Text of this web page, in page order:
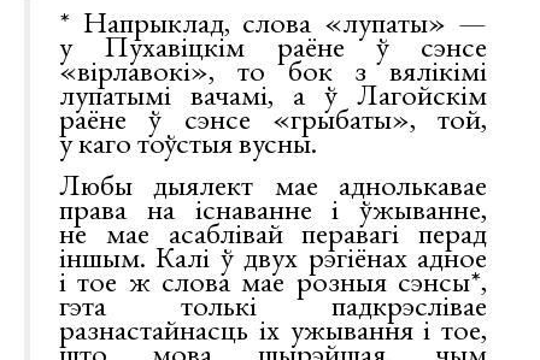
* Напрыклад, слова «лупаты» —
у Пухавіцкім раёне ў сэнсе
«вірлавокі», то бок з вялікімі
лупатымі вачамі, а ў Лагойскім
раёне ў сэнсе «грыбаты», той,
у каго тоўстыя вусны.
Любы дыялект мае аднолькавае
права на існаванне і ўжыванне,
не мае асаблівай перавагі перад
іншым. Калі ў двух рэгіёнах адное
і тое ж слова мае розныя сэнсы*,
гэта толькі падкрэслівае
разнастайнасць іх ужывання і тое,
што мова шырэйшая, чым